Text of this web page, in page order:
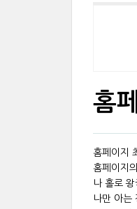
홈
홈페이지
홈페이지
나 홀로
나만 아는